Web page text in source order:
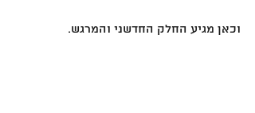
וכאן מגיע החלק החדשני והמרגש.